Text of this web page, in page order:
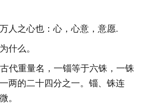
人之心也：心，心意，意愿.
什么。
代重量名，一锱等于六铢，一铢
两的二十四分之一。锱、铢连
。